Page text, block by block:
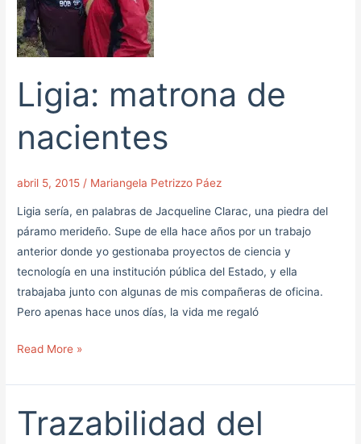
Ligia: matrona de
nacientes
abril 5, 2015 / Mariangela Petrizzo Páez
Ligia sería, en palabras de Jacqueline Clarac, una piedra del
páramo merideño. Supe de ella hace años por un trabajo
anterior donde yo gestionaba proyectos de ciencia y
tecnología en una institución pública del Estado, y ella
trabajaba junto con algunas de mis compañeras de oficina.
Pero apenas hace unos días, la vida me regaló
Read More »
Trazabilidad del
Trazabilidad